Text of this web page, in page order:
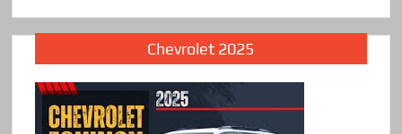
Chevrolet 2025